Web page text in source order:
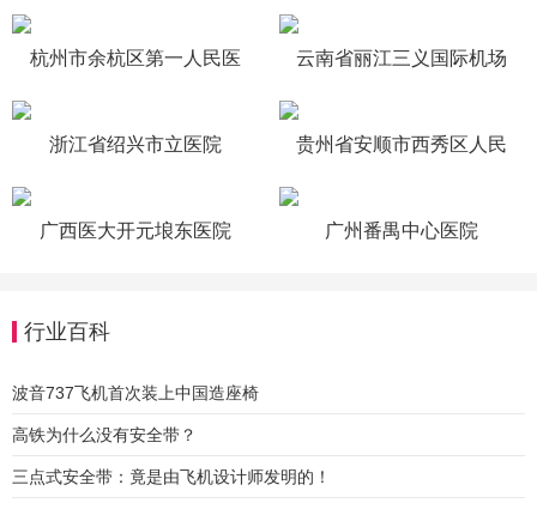
杭州市余杭区第一人民医 云南省丽江三义国际机场
浙江省绍兴市立医院 贵州省安顺市西秀区人民
广西医大开元埌东医院
广州番禺中心医院
行业百科
波音737飞机首次装上中国造座椅
高铁为什么没有安全带？
三点式安全带：竟是由飞机设计师发明的！